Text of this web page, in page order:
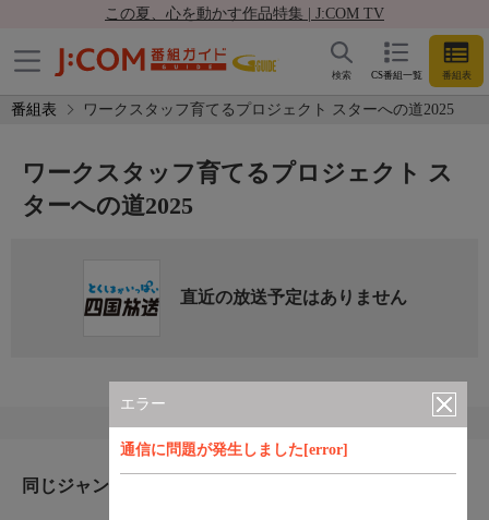
この夏、心を動かす作品特集 | J:COM TV
CS番組一覧 番組表
検索
番組表 ワークスタッフ育てるプロジェクト スターへの道2025
エラー
通信に問題が発生しました[error]
ワークスタッフ育てるプロジェクト ス
ターへの道2025
直近の放送予定はありません
同じジャンルのおすすめ番組